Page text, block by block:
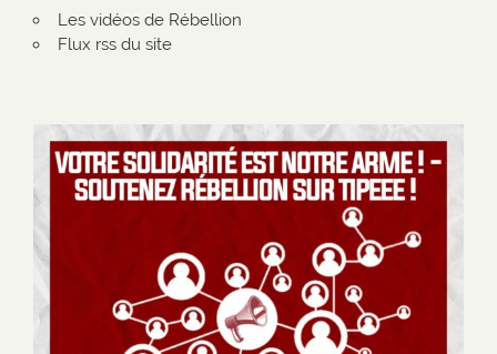
Les vidéos de Rébellion
Flux rss du site